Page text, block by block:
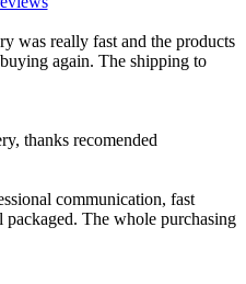
was really fast and the products
again. The shipping to
thanks recomended
communication, fast
The whole purchasing